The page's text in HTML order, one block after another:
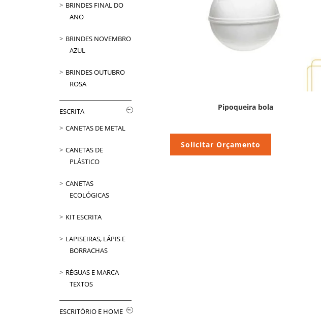
Pipoqueira bola
Solicitar Orçamento
BRINDES FINAL DO
ANO
BRINDES NOVEMBRO
AZUL
BRINDES OUTUBRO
ROSA
ESCRITA
CANETAS DE METAL
CANETAS DE
PLÁSTICO
CANETAS
ECOLÓGICAS
KIT ESCRITA
LAPISEIRAS, LÁPIS E
BORRACHAS
RÉGUAS E MARCA
TEXTOS
ESCRITÓRIO E HOME